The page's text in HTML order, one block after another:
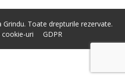
Toate drepturile rezervate.
cookie-uri
GDPR